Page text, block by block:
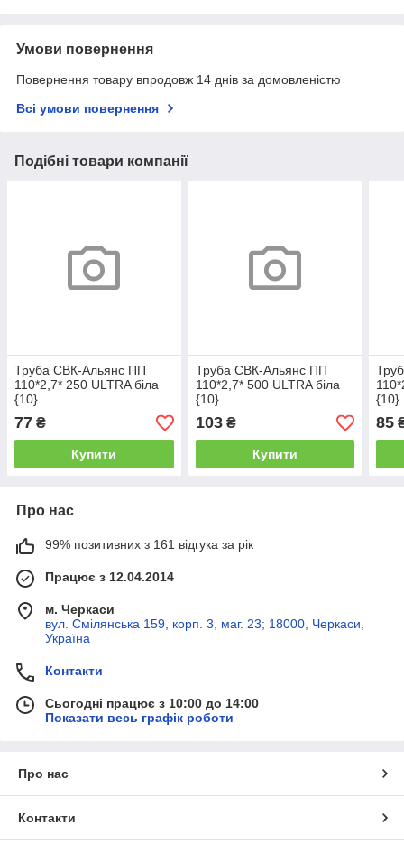
Умови повернення
Повернення товару впродовж 14 днів за домовленістю
Всі умови повернення
Подібні товари компанії
Труба СВК-Альянс ПП
110*2,7* 250 ULTRA біла
{10}
77 ₴
Купити
Труба СВК-Альянс ПП
110*2,7* 500 ULTRA біла
{10}
103₴
Купити
{10}
85
Про нас
99% позитивних з 161 відгука за рік
Працює з 12.04.2014
м. Черкаси
вул. Смілянська 159, корп. 3, маг. 23; 18000, Черкаси,
Україна
Контакти
Сьогодні працює з 10:00 до 14:00
Показати весь графік роботи
Про нас
Контакти